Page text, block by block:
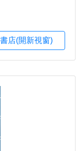
店(開新視窗)